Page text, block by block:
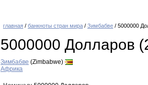
главная / банкноты стран мира / Зимбабве / 5000000
5000000 Долларов
Зимбабве (Zimbabwe)
Африка